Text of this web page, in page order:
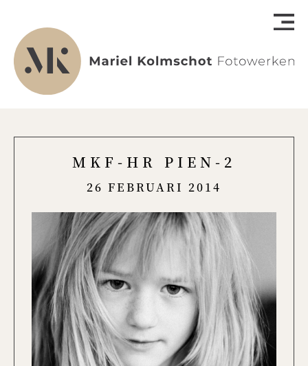
MKF-HR PIEN-2
26 FEBRUARI 2014